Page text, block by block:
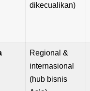
dikecualikan)
Regional &
internasional
(hub bisnis